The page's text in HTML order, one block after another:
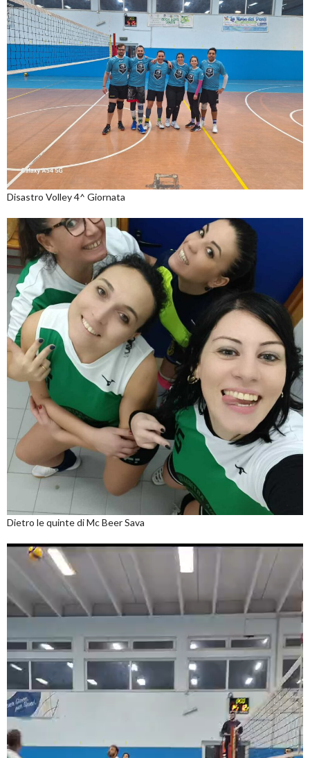
Disastro Volley 4^ Giornata
Dietro le quinte di Mc Beer Sava